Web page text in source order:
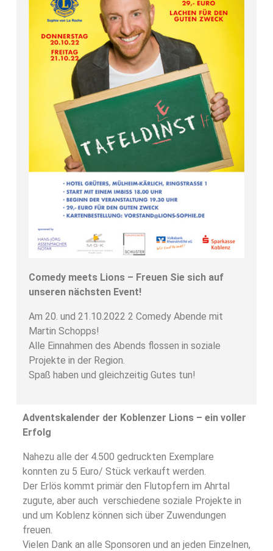
Comedy meets Lions – Freuen Sie sich auf
unseren nächsten Event!
Am 20. und 21.10.2022 2 Comedy Abende mit
Martin Schopps!
Alle Einnahmen des Abends flossen in soziale
Projekte in der Region.
Spaß haben und gleichzeitig Gutes tun!
Adventskalender der Koblenzer Lions – ein voller
Erfolg
Nahezu alle der 4.500 gedruckten Exemplare
konnten zu 5 Euro/ Stück verkauft werden.
Der Erlös kommt primär den Flutopfern im Ahrtal
zugute, aber auch verschiedene soziale Projekte in
und um Koblenz können sich über Zuwendungen
freuen.
Vielen Dank an alle Sponsoren und an jeden Einzelnen,